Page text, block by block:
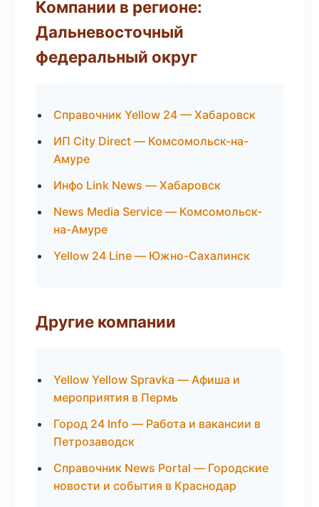
Компании в регионе:
Дальневосточный
федеральный округ
Справочник Yellow 24 — Хабаровск
ИП City Direct — Комсомольск-на-
Амуре
Инфо Link News — Хабаровск
News Media Service — Комсомольск-
на-Амуре
Yellow 24 Line — Южно-Сахалинск
Другие компании
Yellow Yellow Spravka — Афиша и
мероприятия в Пермь
Город 24 Info — Работа и вакансии в
Петрозаводск
Справочник News Portal — Городские
новости и события в Краснодар